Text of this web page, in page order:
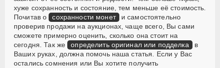
хуже сохранность и состояние, тем меньше её стоимость.
Почитав о сохранности монет и самостоятельно
проверив продажи на аукционах, чаще всего, Вы сами
сможете примерно оценить, сколько она стоит на
сегодня. Так же определить оригинал или подделка в
Ваших руках, должна помочь наша статья. Если у Вас
остались сомнения или Вы хотите получить